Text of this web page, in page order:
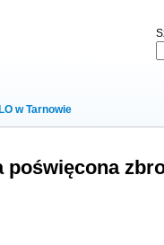
w Tarnowie
poświęcona